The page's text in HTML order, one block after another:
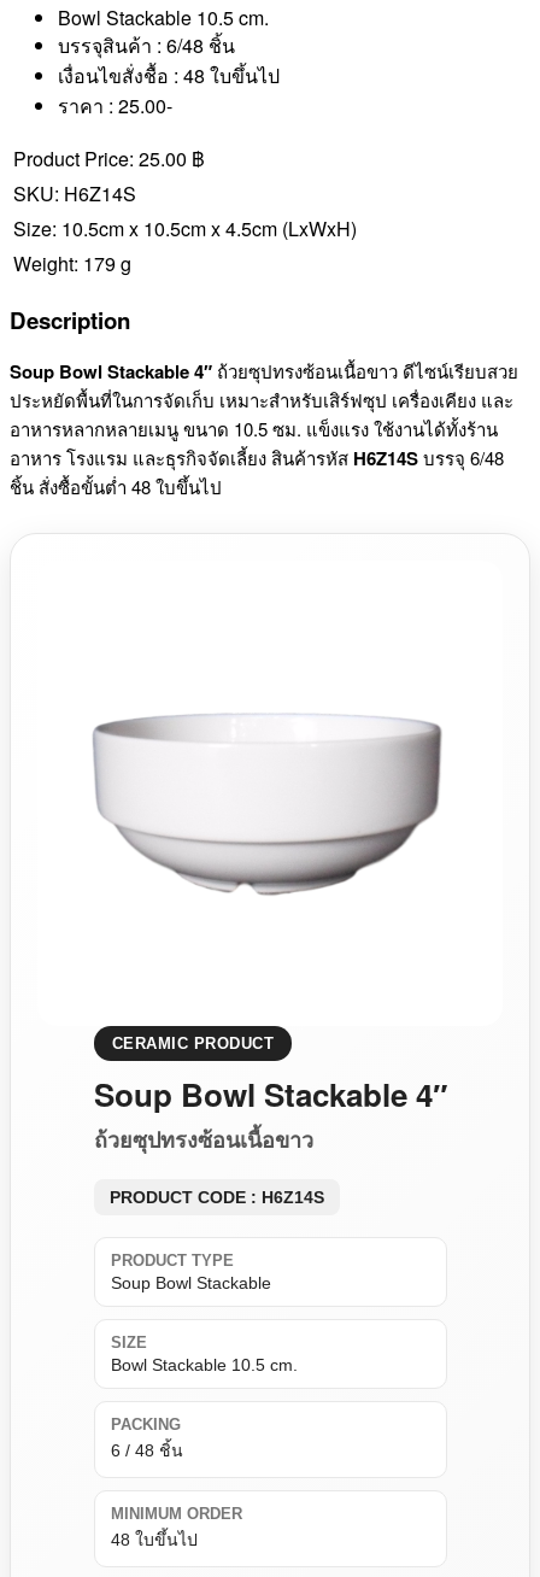
Bowl Stackable 10.5 cm.
บรรจุสินค้า : 6/48 ชิ้น
เงื่อนไขสั่งชื้อ : 48 ใบขึ้นไป
ราคา : 25.00-
Product Price: 25.00 ฿
SKU: H6Z14S
Size: 10.5cm x 10.5cm x 4.5cm (LxWxH)
Weight: 179 g
Description
Soup Bowl Stackable 4″ ถ้วยซุปทรงซ้อนเนื้อขาว ดีไซน์เรียบสวย
ประหยัดพื้นที่ในการจัดเก็บ เหมาะสำหรับเสิร์ฟซุป เครื่องเคียง และ
อาหารหลากหลายเมนู ขนาด 10.5 ซม. แข็งแรง ใช้งานได้ทั้งร้าน
อาหาร โรงแรม และธุรกิจจัดเลี้ยง สินค้ารหัส H6Z14Sบรรจุ 6/48
ชิ้น สั่งซื้อขั้นต่ำ 48 ใบขึ้นไป
CERAMIC PRODUCT
Soup Bowl Stackable 4″
ถ้วยซุปทรงซ้อนเนื้อขาว
PRODUCT CODE : H6Z14S
PRODUCT TYPE
Soup Bowl Stackable
SIZE
Bowl Stackable 10.5 cm.
PACKING
6 / 48 ชิ้น
MINIMUM ORDER
48 ใบขึ้นไป